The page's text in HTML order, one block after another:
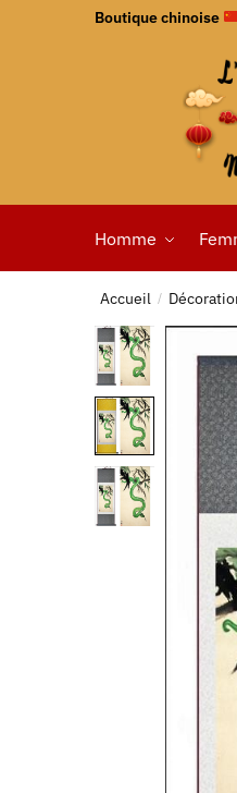
Boutique chinoise
Homme
Accueil /